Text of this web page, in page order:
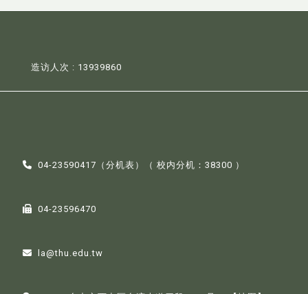
造访人次 : 13939860
04-23590417（分机表 ）（ 校内分机：38300 ）
04-23596470
la@thu.edu.tw